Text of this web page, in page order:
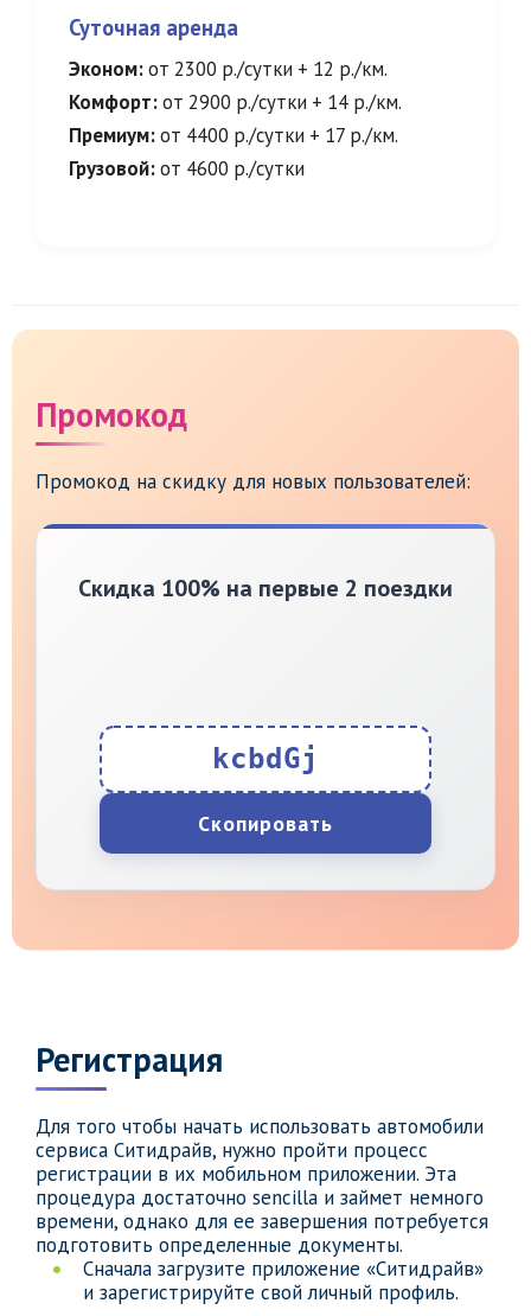
Суточная аренда
Эконом:от 2300 р./сутки + 12 р./км.
Комфорт:от 2900 р./сутки + 14 р./км.
Премиум:от 4400 р./сутки + 17 р./км.
Грузовой:от 4600 р./сутки
Промокод
Промокод на скидку для новых пользователей:
Скидка 100% на первые 2 поездки
kcbdGj
Скопировать
Регистрация
Для того чтобы начать использовать автомобили
сервиса Ситидрайв, нужно пройти процесс
регистрации в их мобильном приложении. Эта
процедура достаточно sencilla и займет немного
времени, однако для ее завершения потребуется
подготовить определенные документы.
Сначала загрузите приложение «Ситидрайв»
и зарегистрируйте свой личный профиль.